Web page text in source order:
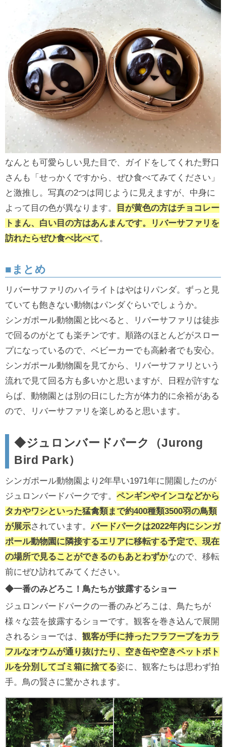
なんとも可愛らしい見た目で、ガイドをしてくれた野口
さんも「せっかくですから、ぜひ食べてみてください」
と激推し。写真の2つは同じように見えますが、中身に
よって目の色が異なります。
目が黄色の方はチョコレー
トまん、白い目の方はあんまんです。リバーサファリを
訪れたらぜひ食べ比べて。
■まとめ
リバーサファリのハイライトはやはりパンダ。ずっと見
ていても飽きない動物はパンダぐらいでしょうか。
シンガポール動物園と比べると、リバーサファリは徒歩
で回るのがとても楽チンです。順路のほとんどがスロー
プになっているので、ベビーカーでも高齢者でも安心。
シンガポール動物園を見てから、リバーサファリという
流れで見て回る方も多いかと思いますが、日程が許すな
らば、動物園とは別の日にした方が体力的に余裕がある
ので、リバーサファリを楽しめると思います。
◆ジュロンバードパーク（Jurong
Bird Park）
シンガポール動物園より2年早い1971年に開園したのが
ジュロンバードパークです。 ペンギンやインコなどから
タカやワシといった猛禽類まで約400種類3500羽の鳥類
が展示されています。バードパークは2022年内にシンガ
ポール動物園に隣接するエリアに移転する予定で、現在
の場所で見ることができるのもあとわずかなので、移転
前にぜひ訪れてみてください。
◆一番のみどろこ！鳥たちが披露するショー
ジュロンバードパークの一番のみどろこは、鳥たちが
様々な芸を披露するショーです。観客を巻き込んで展開
されるショーでは、 観客が手に持ったフラフープをカラ
フルなオウムが通り抜けたり、空き缶や空きペットボト
ルを分別してゴミ箱に捨てる姿に、観客たちは思わず拍
手。鳥の賢さに驚かされます。